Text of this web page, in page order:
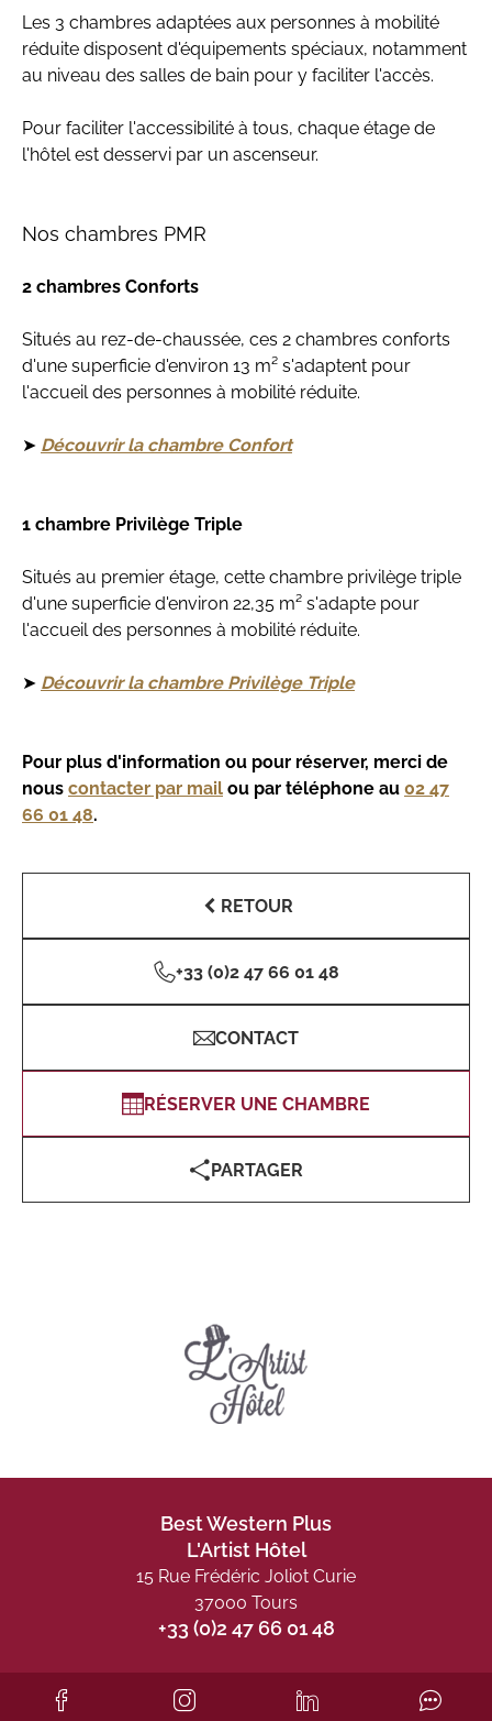
Les 3 chambres adaptées aux personnes à mobilité
réduite disposent d'équipements spéciaux, notamment
au niveau des salles de bain pour y faciliter l'accès.
Pour faciliter l'accessibilité à tous, chaque étage de
l'hôtel est desservi par un ascenseur.
Nos chambres PMR
2 chambres Conforts
Situés au rez-de-chaussée, ces 2 chambres conforts
d'une superficie d'environ 13 m² s'adaptent pour
l'accueil des personnes à mobilité réduite.
➤ Découvrir la chambre Confort
1 chambre Privilège Triple
Situés au premier étage, cette chambre privilège triple
d'une superficie d'environ 22,35 m² s'adapte pour
l'accueil des personnes à mobilité réduite.
➤ Découvrir la chambre Privilège Triple
Pour plus d'information ou pour réserver, merci de
nous contacter par mail ou par téléphone au 02 47
66 01 48.
RETOUR
+33 (0)2 47 66 01 48
CONTACT
RÉSERVER UNE CHAMBRE
PARTAGER
Best Western Plus
L'Artist Hôtel
15 Rue Frédéric Joliot Curie
37000 Tours
+33 (0)2 47 66 01 48